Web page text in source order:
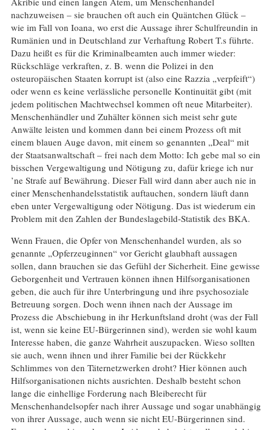
nachzuweisen – sie brauchen oft auch ein Quäntchen Glück –
wie im Fall von Ioana, wo erst die Aussage ihrer Schulfreundin in
Rumänien und in Deutschland zur Verhaftung Robert T.s führte.
Dazu heißt es für die Kriminalbeamten auch immer wieder:
Rückschläge verkraften, z. B. wenn die Polizei in den
osteuropäischen Staaten korrupt ist (also eine Razzia „verpfeift“)
oder wenn es keine verlässliche personelle Kontinuität gibt (mit
jedem politischen Machtwechsel kommen oft neue Mitarbeiter).
Menschenhändler und Zuhälter können sich meist sehr gute
Anwälte leisten und kommen dann bei einem Prozess oft mit
einem blauen Auge davon, mit einem so genannten „Deal“ mit
der Staatsanwaltschaft – frei nach dem Motto: Ich gebe mal so ein
bisschen Vergewaltigung und Nötigung zu, dafür kriege ich nur
’ne Strafe auf Bewährung. Dieser Fall wird dann aber auch nie in
einer Menschenhandelsstatistik auftauchen, sondern läuft dann
eben unter Vergewaltigung oder Nötigung. Das ist wiederum ein
Problem mit den Zahlen der Bundeslagebild-Statistik des BKA.
Wenn Frauen, die Opfer von Menschenhandel wurden, als so
genannte „Opferzeuginnen“ vor Gericht glaubhaft aussagen
sollen, dann brauchen sie das Gefühl der Sicherheit. Eine gewisse
Geborgenheit und Vertrauen können ihnen Hilfsorganisationen
geben, die auch für ihre Unterbringung und ihre psychosoziale
Betreuung sorgen. Doch wenn ihnen nach der Aussage im
Prozess die Abschiebung in ihr Herkunftsland droht (was der Fall
ist, wenn sie keine EU-Bürgerinnen sind), werden sie wohl kaum
Interesse haben, die ganze Wahrheit auszupacken. Wieso sollten
sie auch, wenn ihnen und ihrer Familie bei der Rückkehr
Schlimmes von den Täternetzwerken droht? Hier können auch
Hilfsorganisationen nichts ausrichten. Deshalb besteht schon
lange die einhellige Forderung nach Bleiberecht für
Menschenhandelsopfer nach ihrer Aussage und sogar unabhängig
von ihrer Aussage, auch wenn sie nicht EU-Bürgerinnen sind.